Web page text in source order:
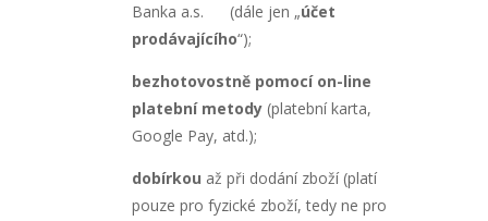
Banka a.s. (dále jen „účet
prodávajícího“);
bezhotovostně pomocí on-line
platební metody (platební karta,
Google Pay, atd.);
dobírkou až při dodání zboží (platí
pouze pro fyzické zboží, tedy ne pro